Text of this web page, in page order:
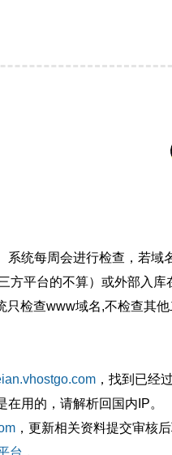
统每周会进行检查，若域
方平台的不算）或外部入库
检查www域名,不检查其他
，找到已经
用的，请解析回国内IP。
，更新相关资料提交审核
台 。